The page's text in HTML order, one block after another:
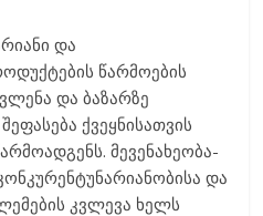
და
წარმოების
და ბაზარზე
ქვეყნისათვის
მევენახეობა-
და
კვლევა ხელს